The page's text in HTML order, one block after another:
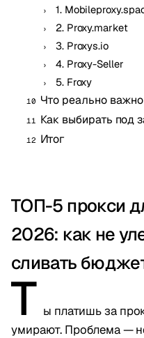
1.
2. Proxy.market
3. Proxys.io
4. Proxy-Seller
5. Froxy
Что реально
Как выбирать под
Итог
ТОП-5 прокси
2026: как не
сливать
Т ы платишь за
умирают. Проблема —